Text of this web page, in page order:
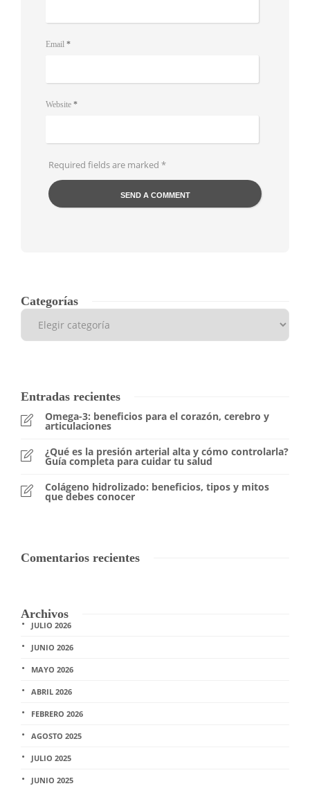
Email *
Website *
Required fields are marked *
Categorías
Entradas recientes
Omega-3: beneficios para el corazón, cerebro y
articulaciones
¿Qué es la presión arterial alta y cómo controlarla?
Guía completa para cuidar tu salud
Colágeno hidrolizado: beneficios, tipos y mitos
que debes conocer
Comentarios recientes
Archivos
JULIO 2026
JUNIO 2026
MAYO 2026
ABRIL 2026
FEBRERO 2026
AGOSTO 2025
JULIO 2025
JUNIO 2025